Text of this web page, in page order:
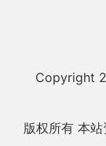
Copyright
版权所有 本